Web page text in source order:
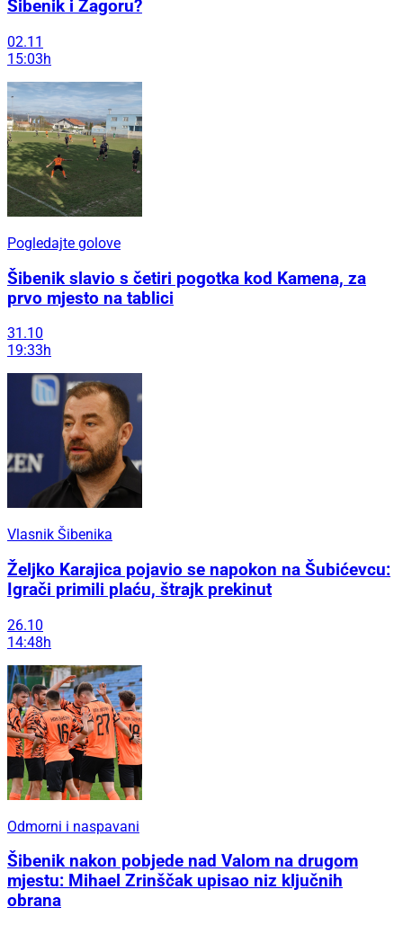
Šibenik i Zagoru?
02.11
15:03h
Pogledajte golove
Šibenik slavio s četiri pogotka kod Kamena, za
prvo mjesto na tablici
31.10
19:33h
Vlasnik Šibenika
Željko Karajica pojavio se napokon na Šubićevcu:
Igrači primili plaću, štrajk prekinut
26.10
14:48h
Odmorni i naspavani
Šibenik nakon pobjede nad Valom na drugom
mjestu: Mihael Zrinščak upisao niz ključnih
obrana